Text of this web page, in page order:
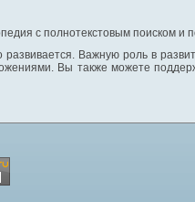
с полнотекстовым поиском и
Важную роль в
Вы также можете